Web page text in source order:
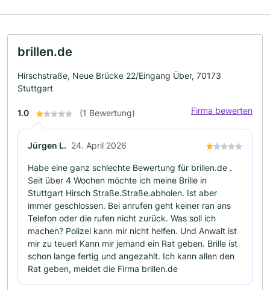
brillen.de
Hirschstraße, Neue Brücke 22/Eingang Über, 70173
Stuttgart
1.0 (1 Bewertung) Firma bewerten
Jürgen L. 24. April 2026
Habe eine ganz schlechte Bewertung für brillen.de .
Seit über 4 Wochen möchte ich meine Brille in
Stuttgart Hirsch Straße.Straße.abholen. Ist aber
immer geschlossen. Bei anrufen geht keiner ran ans
Telefon oder die rufen nicht zurück. Was soll ich
machen? Polizei kann mir nicht helfen. Und Anwalt ist
mir zu teuer! Kann mir jemand ein Rat geben. Brille ist
schon lange fertig und angezahlt. Ich kann allen den
Rat geben, meidet die Firma brillen.de